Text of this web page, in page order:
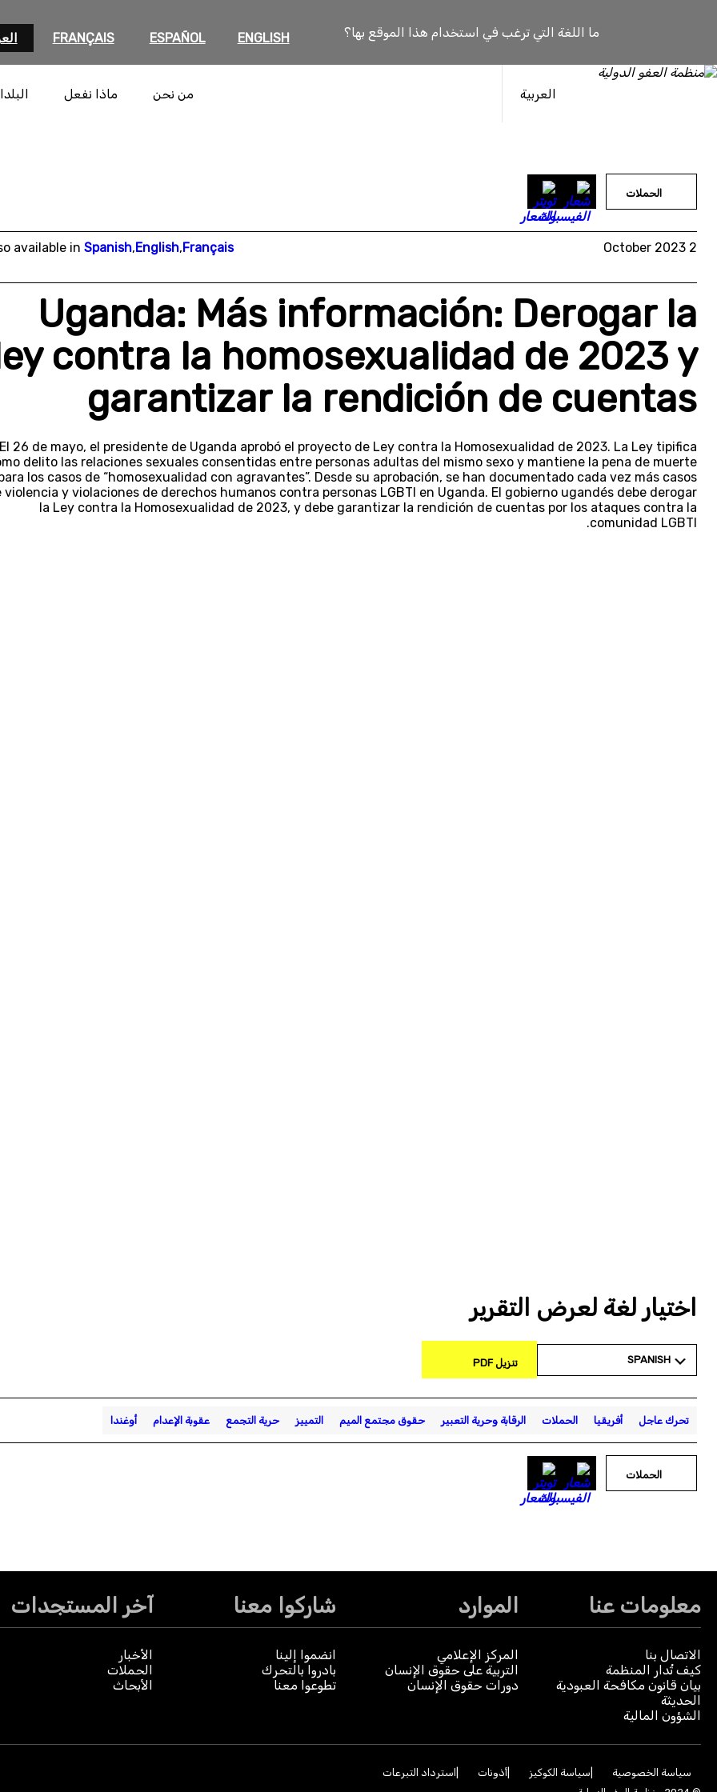
ما اللغة التي ترغب في استخدام هذا الموقع بها؟ ENGLISH
ESPAÑOL
FRANÇAIS
العربية من نحن ماذا نفعل
الحملات
2 October 2023
available in Spanish,English,Français
Uganda: Más información: Derogar la
contra la homosexualidad de 2023 y
garantizar la rendición de cuentas
El 26 de mayo, el presidente de Uganda aprobó el proyecto de Ley contra la Homosexualidad de 2023. La Ley tipifica
delito las relaciones sexuales consentidas entre personas adultas del mismo sexo y mantiene la pena de muerte
los casos de “homosexualidad con agravantes”. Desde su aprobación, se han documentado cada vez más casos
violencia y violaciones de derechos humanos contra personas LGBTI en Uganda. El gobierno ugandés debe derogar
la Ley contra la Homosexualidad de 2023, y debe garantizar la rendición de cuentas por los ataques contra la
comunidad LGBTI.
اختيار لغة لعرض التقرير
SPANISH تنزيل PDF
تحرك عاجل أفريقيا الحملات الرقابة وحرية التعبير حقوق مجتمع الميم التمييز حرية التجمع عقوبة الإعدام أوغندا
الحملات
معلومات عنا
الاتصال بنا
كيف تُدار المنظمة
بيان قانون مكافحة العبودية
الحديثة
الشؤون المالية
الموارد
المركز الإعلامي
التربية على حقوق الإنسان
دورات حقوق الإنسان
شاركوا معنا
انضموا إلينا
بادروا بالتحرك
تطوعوا معنا
آخر المستجدات
الأخبار
الحملات
الأبحاث
سياسة الخصوصية سياسة الكوكيز أذونات
استرداد التبرعات